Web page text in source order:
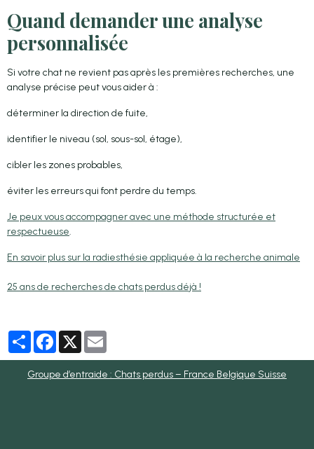
Quand demander une analyse
personnalisée
Si votre chat ne revient pas après les premières recherches, une
analyse précise peut vous aider à :
déterminer la direction de fuite,
identifier le niveau (sol, sous-sol, étage),
cibler les zones probables,
éviter les erreurs qui font perdre du temps.
Je peux vous accompagner avec une méthode structurée et
respectueuse.
En savoir plus sur la radiesthésie appliquée à la recherche animale
25 ans de recherches de chats perdus déjà !
PartagerFacebook
X
Groupe d’entraide : Chats perdus – France Belgique Suisse